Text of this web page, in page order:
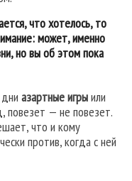
что хотелось, то
может, именно
но вы об этом пока
азартные игрыили
повезет — не повезет.
что и кому
против, когда с ней